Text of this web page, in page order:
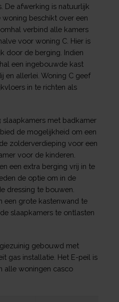
De afwerking is natuurlijk
beschikt over een
verbind alle kamers
voor woning C. Hier is
door de berging. Indien
een ingebouwde kast
en allerlei. Woning C geef
in te richten als
met badkamer
de mogelijkheid om een
zolderverdieping voor een
voor de kinderen.
een extra berging vrij in te
de optie om in de
dressing te bouwen.
een grote kastenwand te
slaapkamers te ontlasten
gebouwd met
gas installatie. Het E-peil is
alle woningen casco